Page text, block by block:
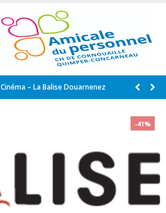
Cinéma – La Balise Douarnenez
-41%